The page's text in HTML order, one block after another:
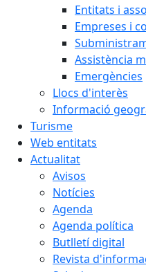
Entitats i
Empreses i
Assistència
Emergències
Llocs d'interès
Informació
Turisme
Web entitats
Actualitat
Avisos
Notícies
Agenda
Agenda política
Butlletí digital
Revista